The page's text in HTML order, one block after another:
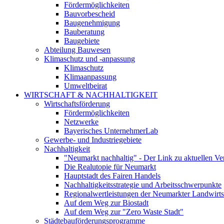
Fördermöglichkeiten
Bauvorbescheid
Baugenehmigung
Bauberatung
Baugebiete
Abteilung Bauwesen
Klimaschutz und -anpassung
Klimaschutz
Klimaanpassung
Umweltbeirat
WIRTSCHAFT & NACHHALTIGKEIT
Wirtschaftsförderung
Fördermöglichkeiten
Netzwerke
Bayerisches UnternehmerLab
Gewerbe- und Industriegebiete
Nachhaltigkeit
"Neumarkt nachhaltig" - Der Link zu aktuellen
Die Realutopie für Neumarkt
Hauptstadt des Fairen Handels
Nachhaltigkeitsstrategie und Arbeitsschwerpunkte
Regionalwertleistungen der Neumarkter
Auf dem Weg zur Biostadt
Auf dem Weg zur "Zero Waste Stadt"
Städtebauförderungsprogramme